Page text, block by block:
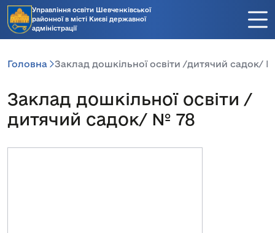
Управління освіти Шевченківської
районної в місті Києві державної
адміністрації
Головна Заклад дошкільної освіти /дитячий садок/
Заклад дошкільної освіти /
дитячий садок/ № 78